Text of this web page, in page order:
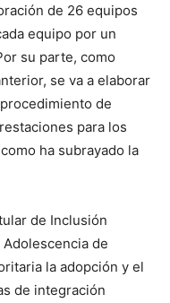
de 26 equipos
equipo por un
su parte, como
se va a elaborar
de
para los
ha subrayado la
de Inclusión
de
la adopción y el
de integración